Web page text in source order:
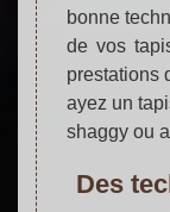
bonne
de vos
prestations
ayez un
shaggy ou
Des